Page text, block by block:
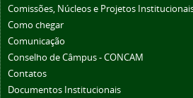
Comissões, Núcleos e Projetos
Como chegar
Comunicação
Conselho de Câmpus - CONCAM
Contatos
Documentos Institucionais